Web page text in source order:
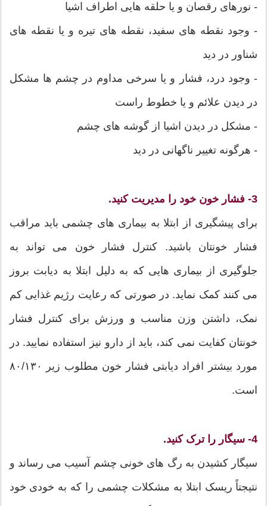
- نورهای رقصان و یا حلقه هایی اطراف اشیا
- وجود نقطه های سفید، نقطه های تیره و یا نقطه های
شناور در دید
- وجود درد، فشار و یا سرخی مداوم در چشم ها مشکل
در دیدن علائم و یا خطوط راست
- مشکل در دیدن اشیا از گوشه های چشم
- هرگونه تغییر ناگهانی در دید
3- فشار خون خود را مدیریت کنید.
برای پیشگیری از ابتلا به بیماری های چشمی باید مراقب
فشار خونتان باشید. کنترل فشار خون می تواند به
جلوگیری از بیماری هایی که به دلیل ابتلا به دیابت بروز
می کنند کمک نماید. در صورتی که رعایت رژیم غذایی کم
نمک، داشتن وزن مناسب و ورزش برای کنترل فشار
خونتان کفایت نمی کند، باید از دارو نیز استفاده نمایید. در
مورد بیشتر افراد دیابتی فشار خون مطلوب زیر ۸۰/۱۳۰
است.
4- سیگار را ترک کنید.
سیگار کشیدن به رگ های خونی چشم آسیب می رساند و
نتیجتاً ریسک ابتلا به مشکلات چشمی را که به خودی خود